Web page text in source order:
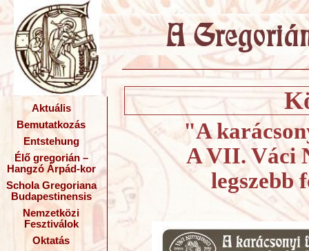
Aktuális
Bemutatkozás
Entstehung
Élő gregorián –
Hangzó Árpád-kor
Schola Gregoriana
Budapestinensis
Nemzetközi
Fesztiválok
Oktatás
"A
A VII. Váci
legszebb